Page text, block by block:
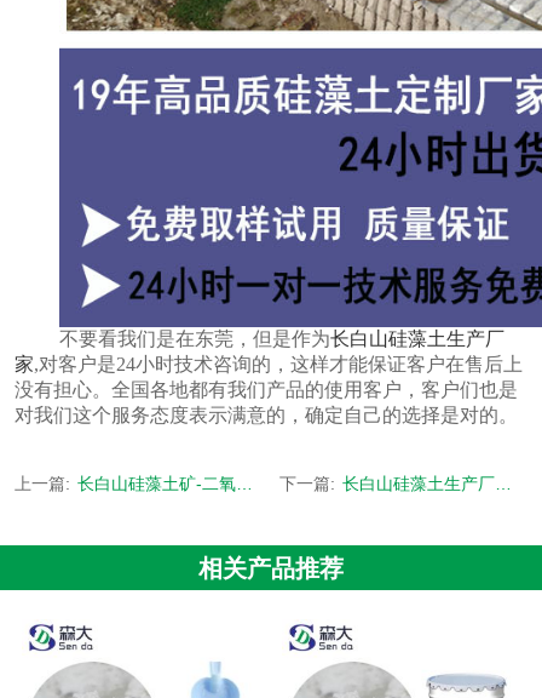
不要看我们是在东莞，但是作为长白山硅藻土生产厂
家,对客户是24小时技术咨询的，这样才能保证客户在售后上
没有担心。 全国各地都有我们产品的使用客户，客户们也是
对我们这个服务态度表示满意的，确定自己的选择是对的。
上一篇: 长白山硅藻土矿-二氧化硅含量高达95%-[森大硅藻土] 下一篇: 长白山硅藻土生产厂家-食品级矿源来自吉林长白山-[森大硅藻土]
相关产品推荐